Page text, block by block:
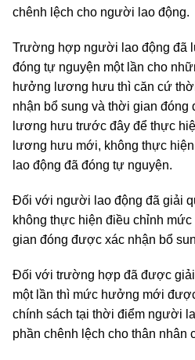
chênh lệch cho người lao động.
Trường hợp người lao động đã
đóng tự nguyện một lần cho
hưởng lương hưu thì căn cứ
nhận bổ sung và thời gian
lương hưu trước đây để thực
lương hưu mới, không thực
lao động đã đóng tự nguyện.
Đối với người lao động đã giải
không thực hiện điều chỉnh
gian đóng được xác nhận bổ
Đối với trường hợp đã được
một lần thì mức hưởng mới
chính sách tại thời điểm người
phần chênh lệch cho thân nhân